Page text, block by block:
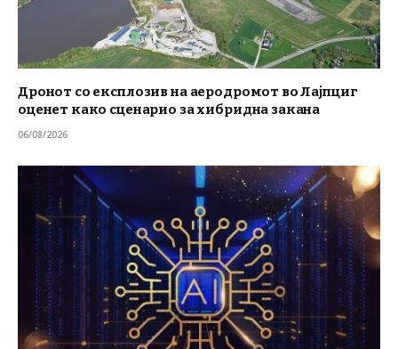
Дронот со експлозив на аеродромот во Лајпциг
оценет како сценарио за хибридна закана
06/08/2026